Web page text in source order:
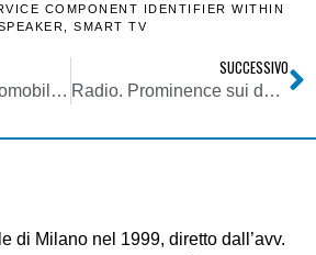
COMPONENT IDENTIFIER WITHIN
SMART TV
Radio. Le case automobilistiche stanno disintermediando i broadcaster. Marco Cavestro: colpa di chi non ha voluto rendere sexy la radio
SUCCESSIVO
Radio. Prominence sui dashboard. No ad estensione immotivata di rendite di posizione a broadcaster, sì a criterio proxy prima che sia tardi
di Milano nel 1999, diretto dall’avv.